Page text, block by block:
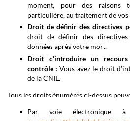
moment, pour des raisons
particulière, au traitement de vos
Droit de définir des directives
droit de définir des
données après votre mort.
Droit d’introduire un
contrôle : Vous avez le droit
de la CNIL.
Tous les droits énumérés ci-dessus
Par voie électronique à